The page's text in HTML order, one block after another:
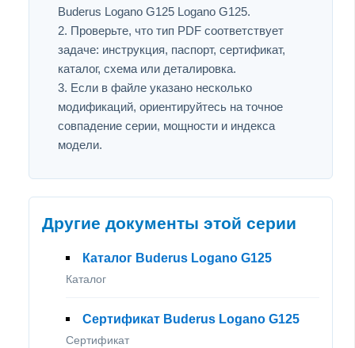
Buderus Logano G125 Logano G125.
Проверьте, что тип PDF соответствует
задаче: инструкция, паспорт, сертификат,
каталог, схема или деталировка.
Если в файле указано несколько
модификаций, ориентируйтесь на точное
совпадение серии, мощности и индекса
модели.
Другие документы этой серии
Каталог Buderus Logano G125
Каталог
Сертификат Buderus Logano G125
Сертификат